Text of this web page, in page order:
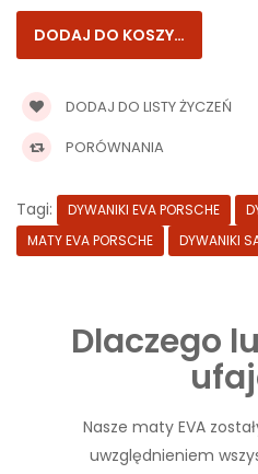
DODAJ DO LISTY ŻYCZEŃ
PORÓWNANIA
Tagi: DYWANIKI EVA PORSCHE
MATY EVA PORSCHE
DYWANIKI
Dlaczego
Nasze maty EVA
uwzględnieniem